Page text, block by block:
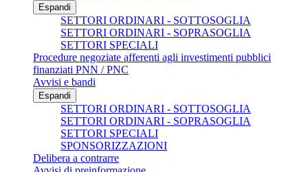
Espandi
SETTORI ORDINARI - SOTTOSOGLIA
SETTORI ORDINARI - SOPRASOGLIA
SETTORI SPECIALI
Procedure negoziate afferenti agli investimenti pubblici
finanziati PNN / PNC
Avvisi e bandi
Espandi
SETTORI ORDINARI - SOTTOSOGLIA
SETTORI ORDINARI - SOPRASOGLIA
SETTORI SPECIALI
SPONSORIZZAZIONI
Delibera a contrarre